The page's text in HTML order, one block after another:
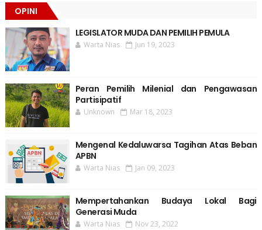
OPINI
LEGISLATOR MUDA DAN PEMILIH PEMULA
Warta Nias Jun 19, 2023
Peran Pemilih Milenial dan Pengawasan
Partisipatif
Unknown Mar 18, 2023
Mengenal Kedaluwarsa Tagihan Atas Beban
APBN
Warta Nias Jan 09, 2023
Mempertahankan Budaya Lokal Bagi
Generasi Muda
Warta Nias Nov 23, 2022